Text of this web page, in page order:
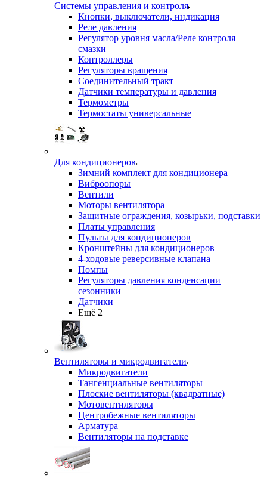
Системы управления и контроля
Кнопки, выключатели, индикация
Реле давления
Регулятор уровня масла/Реле контроля
смазки
Контроллеры
Регуляторы вращения
Соединительный тракт
Датчики температуры и давления
Термометры
Термостаты универсальные
Для кондиционеров
Зимний комплект для кондиционера
Виброопоры
Вентили
Моторы вентилятора
Защитные ограждения, козырьки, подставки
Платы управления
Пульты для кондиционеров
Кронштейны для кондиционеров
4-ходовые реверсивные клапана
Помпы
Регуляторы давления конденсации
сезонники
Датчики
Ещё 2
Вентиляторы и микродвигатели
Микродвигатели
Тангенциальные вентиляторы
Плоские вентиляторы (квадратные)
Мотовентиляторы
Центробежные вентиляторы
Арматура
Вентиляторы на подставке